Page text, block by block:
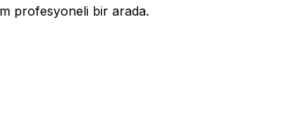
profesyoneli bir arada.